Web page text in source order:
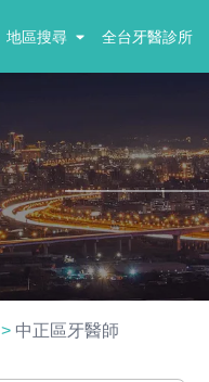
地區搜尋 全台牙醫診所
> 中正區牙醫師